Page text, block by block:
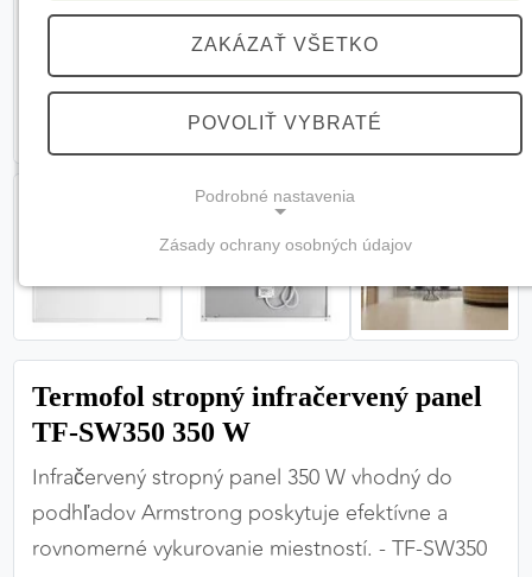
Termofol stropný infračervený panel
TF-SW350 350 W
Infračervený stropný panel 350 W vhodný do
podhľadov Armstrong poskytuje efektívne a
rovnomerné vykurovanie miestností. - TF-SW350
ZAKÁZAŤ VŠETKO
POVOLIŤ VYBRATÉ
Podrobné nastavenia
(vždy aktívne, nemožno vypnúť)
zabezpečiť jej plnú funkčnosť.
PREFERENČNÉ COOKIES
Zásady ochrany osobných údajov